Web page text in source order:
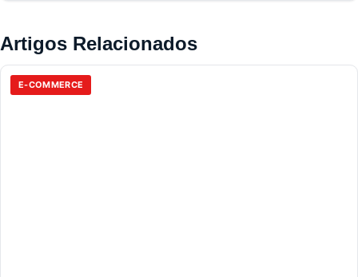
Artigos Relacionados
E-COMMERCE